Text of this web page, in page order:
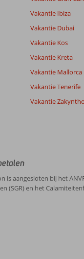
Vakantie Ibiza
Vakantie Dubai
Vakantie Kos
Vakantie Kreta
Vakantie Mallorca
Vakantie Tenerife
Vakantie
is aangesloten bij het
(SGR) en het